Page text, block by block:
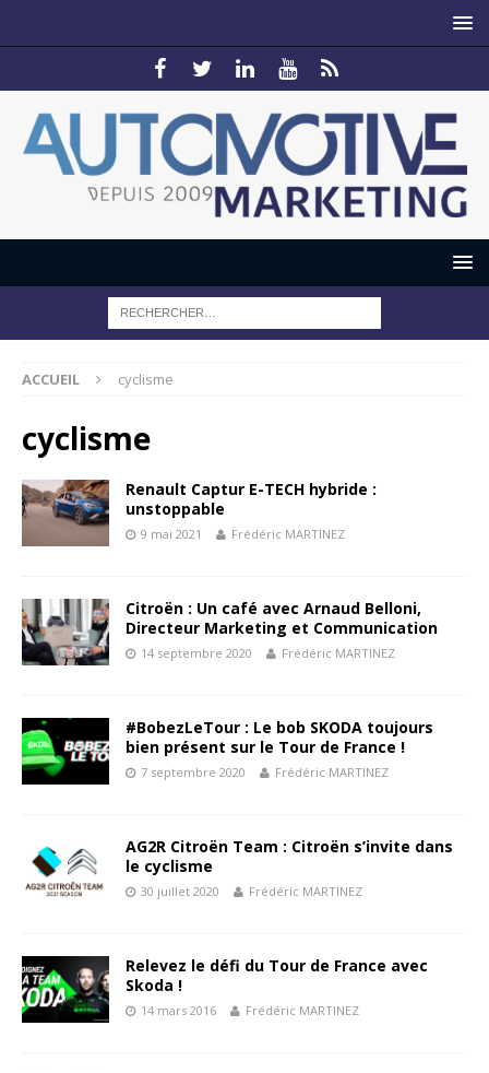
ACCUEIL cyclisme
cyclisme
Renault Captur E-TECH hybride :
unstoppable
9 mai 2021 Frédéric MARTINEZ
Citroën : Un café avec Arnaud Belloni,
Directeur Marketing et Communication
14 septembre 2020 Frédéric MARTINEZ
#BobezLeTour : Le bob SKODA toujours
bien présent sur le Tour de France !
7 septembre 2020 Frédéric MARTINEZ
AG2R Citroën Team : Citroën s’invite dans
le cyclisme
30 juillet 2020 Frédéric MARTINEZ
Relevez le défi du Tour de France avec
Skoda !
14 mars 2016 Frédéric MARTINEZ